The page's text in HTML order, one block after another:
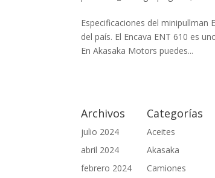
Especificaciones del minipullman
del país. El Encava ENT 610 es
En Akasaka Motors puedes...
Archivos
julio 2024
abril 2024
febrero 2024
Categorías
Aceites
Akasaka
Camiones